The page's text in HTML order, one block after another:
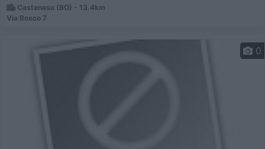
Castenaso (BO) - 13.4km
Via Bosco 7
0